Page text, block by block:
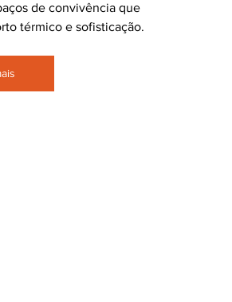
de convivência que
térmico e sofisticação.